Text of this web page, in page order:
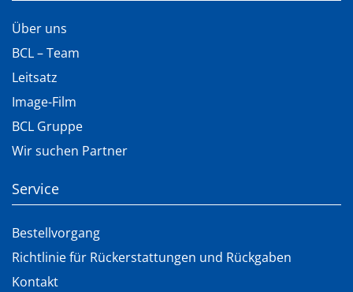
Über uns
BCL – Team
Leitsatz
Image-Film
BCL Gruppe
Wir suchen Partner
Service
Bestellvorgang
Richtlinie für Rückerstattungen und Rückgaben
Kontakt